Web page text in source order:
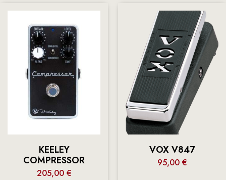
KEELEY
COMPRESSOR
205,00 €
VOX V847
95,00 €